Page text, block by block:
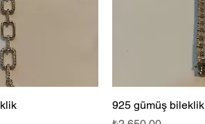
925 gümüş bileklik